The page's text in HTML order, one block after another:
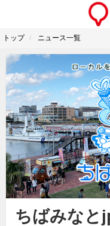
トップ ニュース一覧
ちばみなと